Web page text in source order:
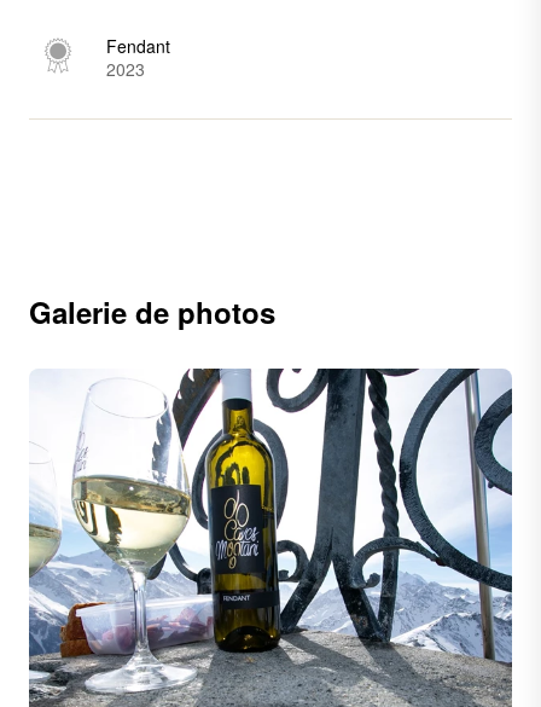
Fendant
2023
Galerie de photos